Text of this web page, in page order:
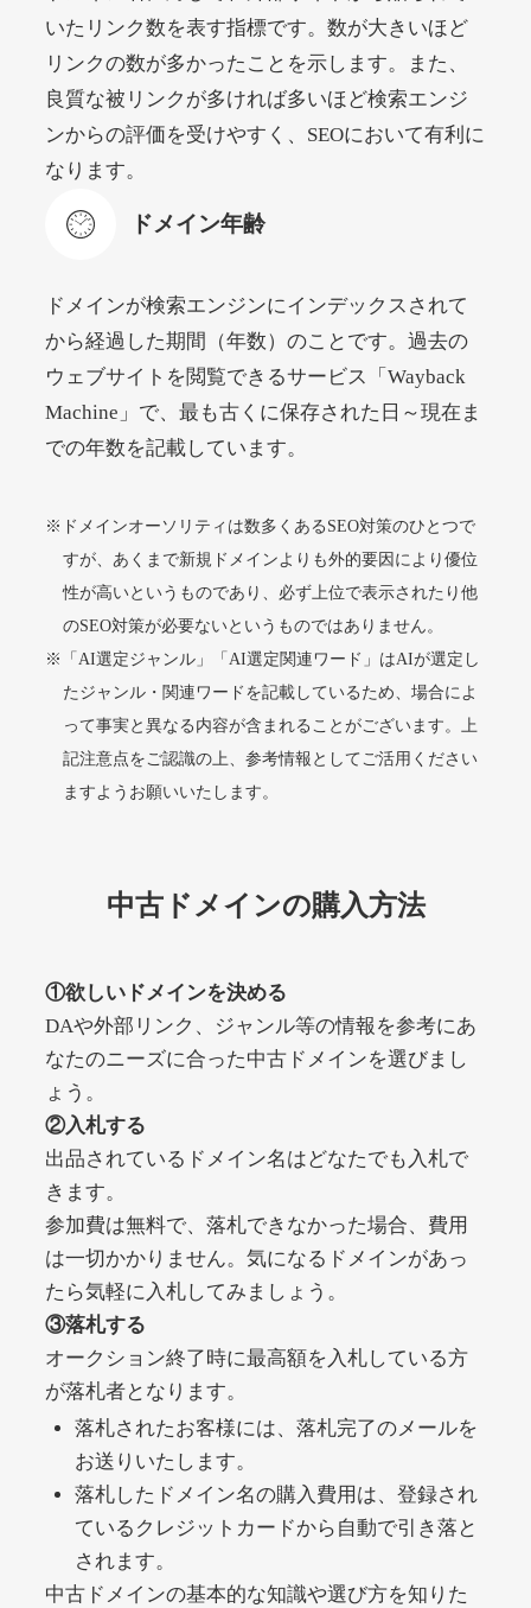
beamie.jp
ジャンルエンターテイメント
DA 52 外部リンク数
4,200円
詳細を見る
themusicnotebook.com
DA52 392
詳細を見る
alprostadil-br.info
ジャンルその他
DA51 外部リンク数 1202 ドメイン年齢1年
入札 0件
詳細を見る
10,800円 入札 0件
debtconsolidationorg.info
ジャンル
DA49 外部リンク数389 ドメイン年齢1年
10,800円 入札 0件
詳細を見る
portalvidalivre.com
ジャンル その他
DA47 外部リンク数2202 ドメイン年齢 5年
10,800円 入札 0件
いたリンク数を表す指標です。数が大きいほど
リンクの数が多かったことを示します。また、
良質な被リンクが多ければ多いほど検索エンジ
ンからの評価を受けやすく、SEOにおいて有利に
なります。
ドメイン年齢
ドメインが検索エンジンにインデックスされて
から経過した期間（年数）のことです。過去の
ウェブサイトを閲覧できるサービス「Wayback
Machine」で、最も古くに保存された日～現在ま
での年数を記載しています。
※ドメインオーソリティは数多くあるSEO対策のひとつで
すが、あくまで新規ドメインよりも外的要因により優位
性が高いというものであり、必ず上位で表示されたり他
のSEO対策が必要ないというものではありません。
※「AI選定ジャンル」「AI選定関連ワード」はAIが選定し
たジャンル・関連ワードを記載しているため、場合によ
って事実と異なる内容が含まれることがございます。上
記注意点をご認識の上、参考情報としてご活用ください
ますようお願いいたします。
中古ドメインの購入方法
①欲しいドメインを決める
DAや外部リンク、ジャンル等の情報を参考にあ
なたのニーズに合った中古ドメインを選びまし
ょう。
②入札する
出品されているドメイン名はどなたでも入札で
きます。
参加費は無料で、落札できなかった場合、費用
は一切かかりません。気になるドメインがあっ
たら気軽に入札してみましょう。
③落札する
オークション終了時に最高額を入札している方
が落札者となります。
落札されたお客様には、落札完了のメールを
お送りいたします。
落札したドメイン名の購入費用は、登録され
ているクレジットカードから自動で引き落と
されます。
中古ドメインの基本的な知識や選び方を知りた